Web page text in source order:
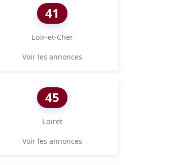
41
Loir-et-Cher
Voir les annonces
45
Loiret
Voir les annonces